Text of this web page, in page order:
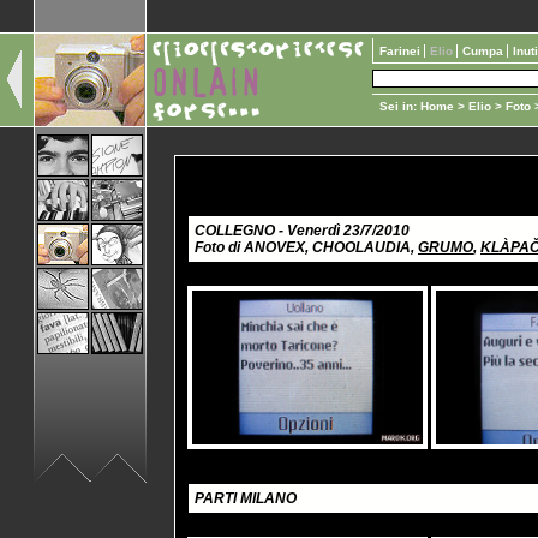
Sei in: Home > Elio > Foto
Farinei Elio Cumpa
COLLEGNO - Venerdì 23/7/2010
Foto di ANOVEX, CHOOLAUDIA, GRUMO,
PARTI MILANO